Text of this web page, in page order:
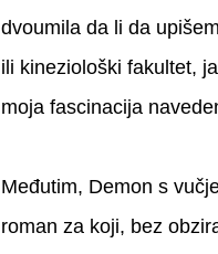
dvoumila da li da
ili kineziološki fakultet,
moja fascinacija
Međutim, Demon s
roman za koji, bez